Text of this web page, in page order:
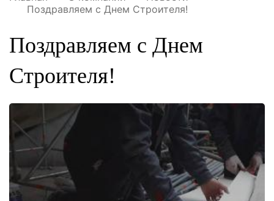
Поздравляем с Днем Строителя!
Поздравляем с Днем
Строителя!